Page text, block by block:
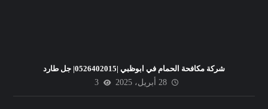
شركة مكافحة الحمام في ابوظبي |0526402015| جل طارد
28 أبريل، 2025
3